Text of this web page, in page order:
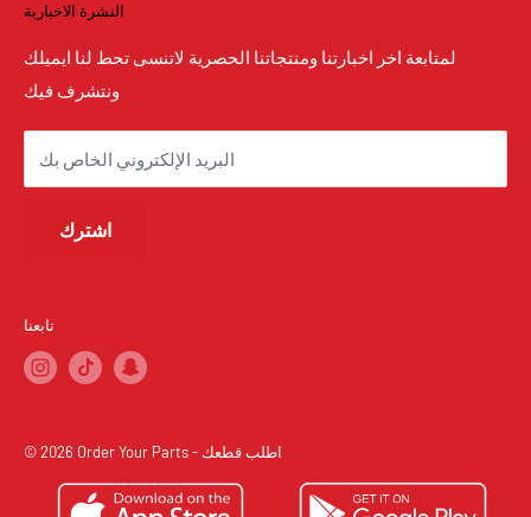
البحث
تواصل معنا
كيفية الطلب من المتجر
الأسئلة الشائعة
من نحن
سياسة الاسترجاع و الاستبدال
سياسة الخصوصية
النشرة الاخبارية
لمتابعة اخر اخبارتنا ومنتجاتنا الحصرية لاتنسى تحط لنا ايميلك
ونتشرف فيك
البريد الإلكتروني الخاص بك
اشترك
تابعنا
© 2026 Order Your Parts - اطلب قطعك